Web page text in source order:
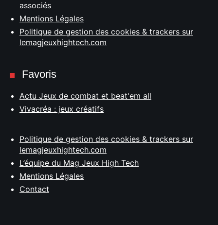
associés
Mentions Légales
Politique de gestion des cookies & trackers sur
lemagjeuxhightech.com
Favoris
Actu Jeux de combat et beat'em all
Vivacréa : jeux créatifs
Politique de gestion des cookies & trackers sur
lemagjeuxhightech.com
L’équipe du Mag Jeux High Tech
Mentions Légales
Contact